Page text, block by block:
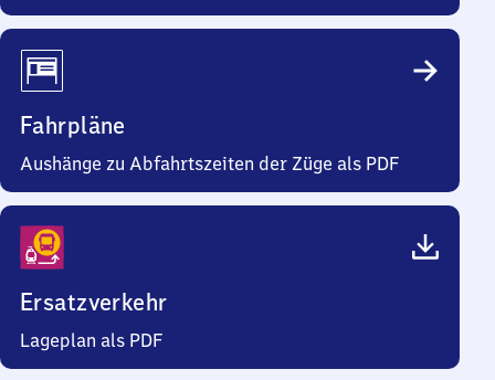
Fahrpläne
Aushänge zu Abfahrtszeiten der Züge als PDF
Ersatzverkehr
Lageplan als PDF